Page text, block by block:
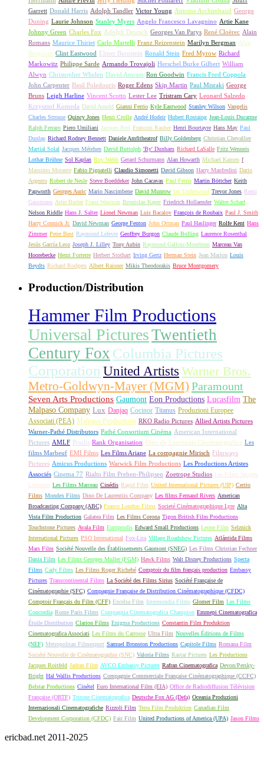
Garrett Donald Harris Adolph Tandler Victor Young Antoine Archimbaud George
Duning Laurie Johnson Stanley Myers Angelo Francesco Lavagnino Artie Kane
Johnny Green Charles Fox Adolph Deutsch Georges Van Parys René Cloërec Alain
Romans Maurice Thiriet Carlo Martelli Franz Reizenstein Marilyn Bergman Alan
Bergman Clint Eastwood Elmer Bernstein Ronald Stein Fred Myrow Richard
Markowitz Philippe Sarde Armando Trovajoli Herschel Burke Gilbert William
Alwyn Christopher Whelen David Amram Ron Goodwin Francis Ford Coppola
John Carpenter Basil Poledouris Roger Edens Skip Martin Paul Misraki George
Bruns Leigh Harline Vincent Scotto Lester Lee Tristram Cary Leonard Salzedo
Krzysztof Komeda David Arnold Gianni Ferrio Kyle Eastwood Stanley Wilson Vangelis
Charles Strouse Quincy Jones Henri Crolla André Hodeir Hubert Rostaing Jean-Louis Ducarme
Ralph Ferraro Piero Umiliani Jacques Brel François Rauber Henri Bourtayre Hans May Paul
Dunlap Richard Rodney Bennett Daniele Amfitheatrof Billy Goldenberg Christian Chevallier
Martial Solal Jacques Métehen David Buttolph 'By' Dunham Richard LaSalle Fritz Wenneis
Lothar Brühne Sol Kaplan Roy Webb Gerard Schurmann Alan Howarth Michael Kamen f
Massimo Morante Fabio Pignatelli Claudio Simonetti David Gibson Harry Manfredini Dario
Argento Robert de Nesle Steve Boeddeker John Cacavas Paul Ferris Martin Böttcher Keith
Papworth Georges Auric Mario Nascimbene David Munrow Ian Underwood Trevor Jones Remi
Gassmann Artie Butler Franz Waxman Bronislau Kaper Friedrich Hollaender Walter Scharf
Nelson Riddle Hans J. Salter Lionel Newman Luis Bacalov François de Roubaix Paul J. Smith
Harry Connick Jr. David Newman George Fenton John Ottman Paul Haslinger Rolfe Kent Hans
Zimmer Peter Best Raymond Lefevre Geoffrey Burgon Claude Bolling Laurence Rosenthal
Jesús García Leoz Joseph J. Lilley Tony Aubin Raymond Gallois-Montbrun Marceau Van
Hoorebecke Henri Forterre Herbert Stothart Irving Gertz Herman Stein Jean Marion Louis
Beydts Richard Rodgers Albert Raisner Mikis Theodorakis Bruce Montgomery
Production/Distribution
Hammer Film Productions
Universal PicturesTwentieth
Century Fox Columbia Pictures
Corporation United Artists Warner Bros.
Metro-Goldwyn-Mayer (MGM) Paramount
Seven Arts Productions Gaumont Eon Productions Lucasfilm The
Malpaso Company Lux Danjaq Cocinor Titanus Produzioni Europee
Associati (PEA) Malpaso Productions RKO Radio Pictures Allied Artists Pictures
Warner-Pathé Distributors Pathé Consortium Cinéma American International
Pictures AMLF Prodis Rank Organisation Dino de Laurentiis Cinematografica Les
films Marbeuf EMI Films Les Films Ariane La compagnie Mirisch Filmways
Pictures Amicus Productions Warwick Film Productions Les Productions Artistes
Associés Cinema 77 Rialto Film Preben-Philipsen Zoetrope Studios Les Films Jacques
Leitienne Les Films Marceau Cinédis Rapid Film United International Pictures (UIP) Cerito
Films Mondex Films Dino De Laurentiis Company Les films Fernand Rivers American
Broadcasting Company (ABC) Franco London Films Societé Cinématographique Lyre Alta
Vista Film Production Galatea Film Les Films Corona Tigon British Film Productions
Touchstone Pictures Avala Film Europrodis Edward Small Productions Leone Film Selznick
International Pictures PSO International Fox-Lira Village Roadshow Pictures Atlántida Films
Mars Film Société Nouvelle des Établissements Gaumont (SNEG) Les Films Christian Fechner
Dania Film Les Films Georges Muller (FGM) Hawk Films Walt Disney Productions Specta
Films Cady Films Les Films Roger Richebé Comptoir du film français production Embassy
Pictures Transcontinental Films La Société des Films Sirius Société Française de
Cinématographie (SFC) Compagnie Française de Distribution Cinématographique (CFDC)
Comptoir Français du Film (CFF) Excelsa Film Intermondia Films Glomer Film Les Films
Concordia Rome Paris Films Compagnia Cinematografica Champion Emmepi Cinematografica
Étoile Distribution Clarion Films Enigma Productions Constantin Film Produktion
Cinematografica Associati Les Films du Carrosse Ultra Film Nouvelles Éditions de Films
(NEF) Metropolitan Filmexport Samuel Bronston Productions Capitole Films Romana Film
Société Nouvelle de Cinématographie (SNC) Valoria Films Rastar Pictures Les Productions
Jacques Roitfeld Jadran Film AVCO Embassy Pictures Rafran Cinematografica Devon/Persky-
Bright Hal Wallis Productions Compagnie Commerciale Française Cinématographique (CCFC)
Belstar Productions Cinétel Euro International Film (EIA) Office de Radiodiffusion Télévision
Française (ORTF) Tritone Cinematografica Deutsche Fox AG (Defa) Oceania Produzioni
Internazionali Cinematografiche Rizzoli Film Terra Film Produktion Canadian Film
Development Corporation (CFDC) Fair Film United Productions of America (UPA) Jason Films
ericbad.net 2011-2025